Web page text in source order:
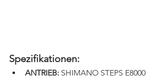
Spezifikationen:
ANTRIEB: SHIMANO STEPS E8000